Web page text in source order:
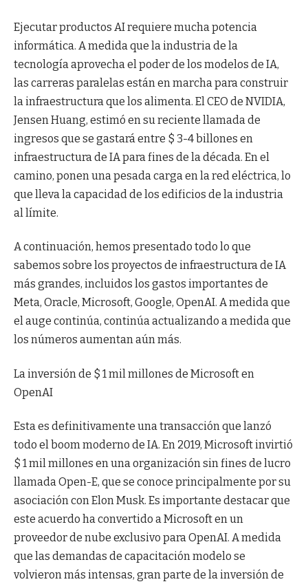
Ejecutar productos AI requiere mucha potencia
informática. A medida que la industria de la
tecnología aprovecha el poder de los modelos de IA,
las carreras paralelas están en marcha para construir
la infraestructura que los alimenta. El CEO de NVIDIA,
Jensen Huang, estimó en su reciente llamada de
ingresos que se gastará entre $ 3-4 billones en
infraestructura de IA para fines de la década. En el
camino, ponen una pesada carga en la red eléctrica, lo
que lleva la capacidad de los edificios de la industria
al límite.
A continuación, hemos presentado todo lo que
sabemos sobre los proyectos de infraestructura de IA
más grandes, incluidos los gastos importantes de
Meta, Oracle, Microsoft, Google, OpenAI. A medida que
el auge continúa, continúa actualizando a medida que
los números aumentan aún más.
La inversión de $ 1 mil millones de Microsoft en
OpenAI
Esta es definitivamente una transacción que lanzó
todo el boom moderno de IA. En 2019, Microsoft invirtió
$ 1 mil millones en una organización sin fines de lucro
llamada Open-E, que se conoce principalmente por su
asociación con Elon Musk. Es importante destacar que
este acuerdo ha convertido a Microsoft en un
proveedor de nube exclusivo para OpenAI. A medida
que las demandas de capacitación modelo se
volvieron más intensas, gran parte de la inversión de